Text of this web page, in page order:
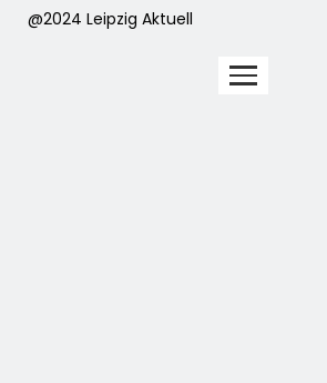
@2024 Leipzig Aktuell